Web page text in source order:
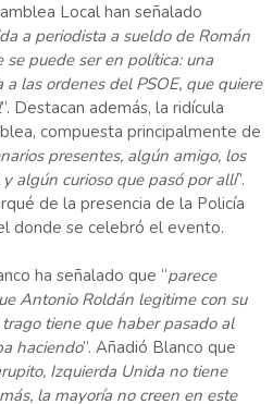
Local han señalado
a periodista a sueldo de Román
puede ser en política: una
las ordenes del PSOE, que quiere
”. Destacan además, la ridícula
compuesta principalmente de
presentes, algún amigo, los
algún curioso que pasó por allí”.
de la presencia de la Policía
donde se celebró el evento.
ha señalado que “parece
Antonio Roldán legitime con su
tiene que haber pasado al
haciendo”. Añadió Blanco que
Izquierda Unida no tiene
la mayoría no creen en este